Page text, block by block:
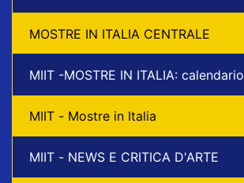
MOSTRE IN ITALIA CENTRALE
MIIT -MOSTRE IN ITALIA: calendario
MIIT - Mostre in Italia
MIIT - NEWS E CRITICA D'ARTE